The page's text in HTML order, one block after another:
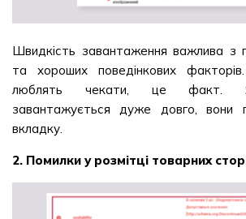
Швидкість завантаження важлива з
та хороших поведінкових
люблять чекати, це факт.
завантажується дуже довго, вони
вкладку.
2. Помилки у розмітці товарних